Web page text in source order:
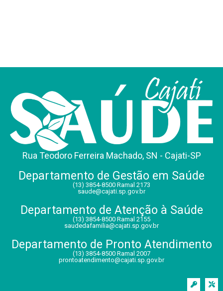
Rua Teodoro Ferreira Machado, SN - Cajati-SP
Departamento de Gestão em Saúde
(13) 3854-8500 Ramal 2173
saude@cajati.sp.gov.br
Departamento de Atenção à Saúde
(13) 3854-8500 Ramal 2155
saudedafamilia@cajati.sp.gov.br
Departamento de Pronto Atendimento
(13) 3854-8500 Ramal 2007
prontoatendimento@cajati.sp.gov.br